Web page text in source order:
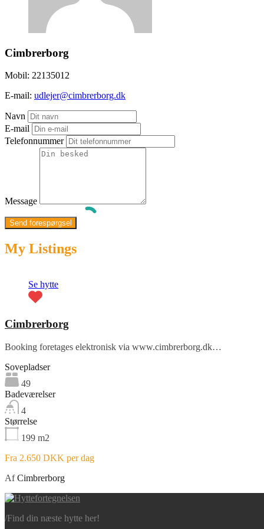
Cimbrerborg
Mobil: 22135012
E-mail: udlejer@cimbrerborg.dk
Navn
E-mail
Telefonnummer
Message
My Listings
Se hytte
Cimbrerborg
Booking foretages elektronisk via www.cimbrerborg.dk…
Sovepladser
49
Badeværelser
4
Størrelse
199 m2
Fra 2.650 DKK per dag
AfCimbrerborg
/Find din næste hytte her!